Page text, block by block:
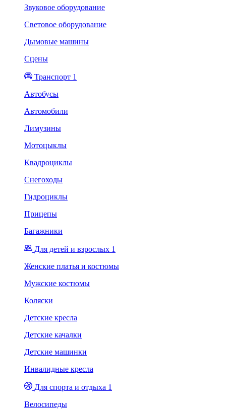
Звуковое оборудование
Световое оборудование
Дымовые машины
Сцены
Транспорт 1
Автобусы
Автомобили
Лимузины
Мотоцыклы
Квадроциклы
Снегоходы
Гидроциклы
Прицепы
Багажники
Для детей и взрослых 1
Женские платья и костюмы
Мужские костюмы
Коляски
Детские кресла
Детские качалки
Детские машинки
Инвалидные кресла
Для спорта и отдыха 1
Велосипеды